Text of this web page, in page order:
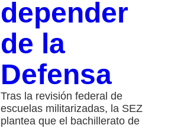
depender
de la
Defensa
Tras la revisión federal de
escuelas militarizadas, la SEZ
plantea que el bachillerato de